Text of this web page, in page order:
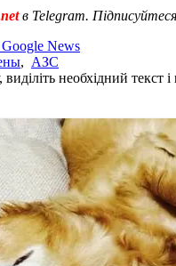
в Telegram.
News
, АЗС
необхідний текст